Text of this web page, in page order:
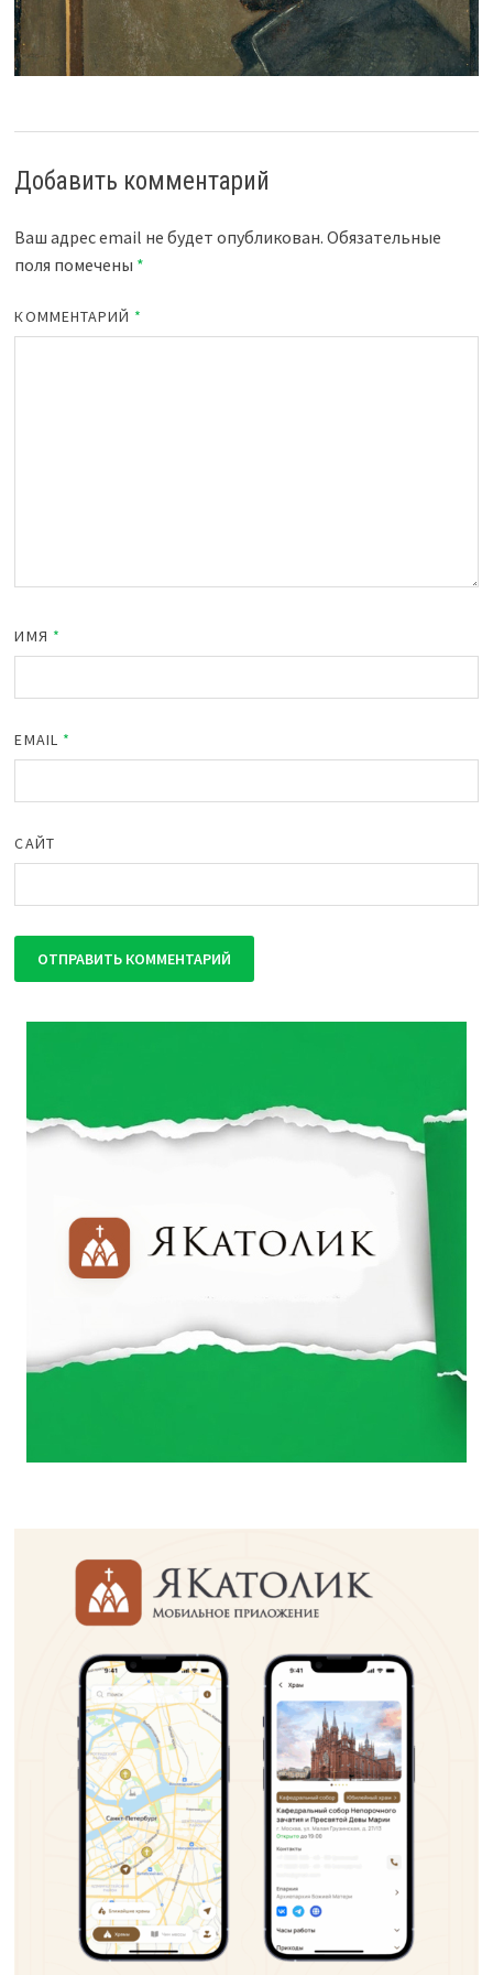
Добавить комментарий
Ваш адрес email не будет опубликован. Обязательные
поля помечены *
КОММЕНТАРИЙ *
ИМЯ *
EMAIL *
САЙТ